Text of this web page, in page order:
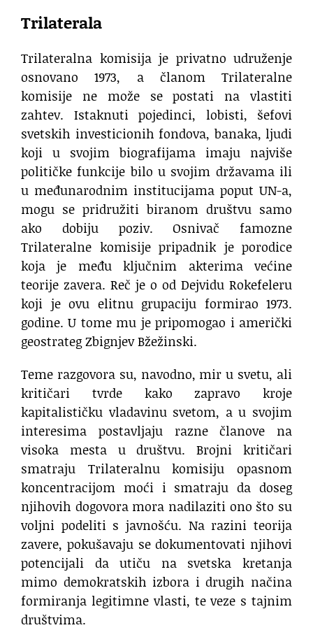
Trilaterala
Trilateralna komisija je privatno udruženje
osnovano 1973, a članom Trilateralne
komisije ne može se postati na vlastiti
zahtev. Istaknuti pojedinci, lobisti, šefovi
svetskih investicionih fondova, banaka, ljudi
koji u svojim biografijama imaju najviše
političke funkcije bilo u svojim državama ili
u međunarodnim institucijama poput UN-a,
mogu se pridružiti biranom društvu samo
ako dobiju poziv. Osnivač famozne
Trilateralne komisije pripadnik je porodice
koja je među ključnim akterima većine
teorije zavera. Reč je o od Dejvidu Rokefeleru
koji je ovu elitnu grupaciju formirao 1973.
godine. U tome mu je pripomogao i američki
geostrateg Zbignjev Bžežinski.
Teme razgovora su, navodno, mir u svetu, ali
kritičari tvrde kako zapravo kroje
kapitalističku vladavinu svetom, a u svojim
interesima postavljaju razne članove na
visoka mesta u društvu. Brojni kritičari
smatraju Trilateralnu komisiju opasnom
koncentracijom moći i smatraju da doseg
njihovih dogovora mora nadilaziti ono što su
voljni podeliti s javnošću. Na razini teorija
zavere, pokušavaju se dokumentovati njihovi
potencijali da utiču na svetska kretanja
mimo demokratskih izbora i drugih načina
formiranja legitimne vlasti, te veze s tajnim
društvima.